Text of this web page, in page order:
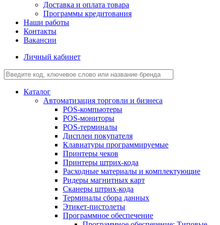
Доставка и оплата товара
Программы кредитования
Наши работы
Контакты
Вакансии
Личный кабинет
Каталог
Автоматизация торговли и бизнеса
POS-компьютеры
POS-мониторы
POS-терминалы
Дисплеи покупателя
Клавиатуры программируемые
Принтеры чеков
Принтеры штрих-кода
Расходные материалы и комплектующие
Ридеры магнитных карт
Сканеры штрих-кода
Терминалы сбора данных
Этикет-пистолеты
Программное обеспечение